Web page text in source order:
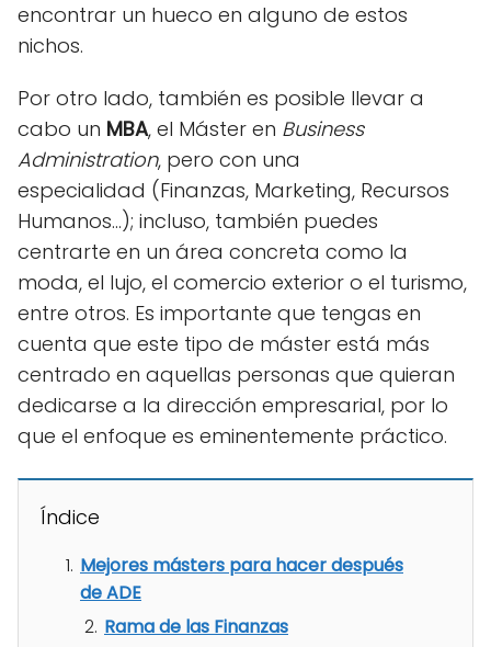
encontrar un hueco en alguno de estos
nichos.
Por otro lado, también es posible llevar a
cabo un MBA, el Máster en Business
Administration, pero con una
especialidad (Finanzas, Marketing, Recursos
Humanos…); incluso, también puedes
centrarte en un área concreta como la
moda, el lujo, el comercio exterior o el turismo,
entre otros. Es importante que tengas en
cuenta que este tipo de máster está más
centrado en aquellas personas que quieran
dedicarse a la dirección empresarial, por lo
que el enfoque es eminentemente práctico.
Índice
Mejores másters para hacer después
de ADE
Rama de las Finanzas